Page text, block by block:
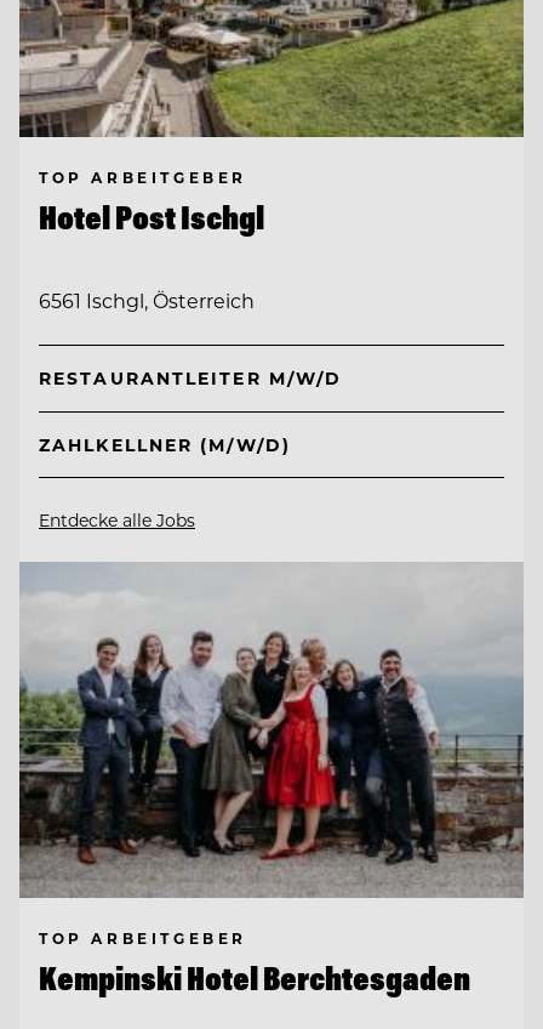
TOP ARBEITGEBER
Hotel Post Ischgl
6561 Ischgl, Österreich
RESTAURANTLEITER M/W/D
ZAHLKELLNER (M/W/D)
Entdecke alle Jobs
TOP ARBEITGEBER
Kempinski Hotel Berchtesgaden